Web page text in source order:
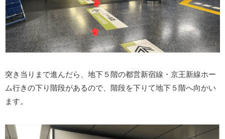
突き当りまで進んだら、地下５階の都営新宿線・京王新線ホー
ム行きの下り階段があるので、階段を下りて地下５階へ向かい
ます。